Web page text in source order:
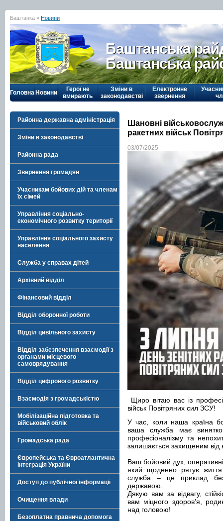
Баштанка » Новини
Баштанська
Баштанська
Головна Новини
Герої не
вмирають
Зміни в
законодавстві
Електронне
звернення
Районна державна адміністрація
Зміни в законодавстві
Районна рада
Звернення громадян
Учасникам бойових дій та членам
їх сімей
Управління соціально-
економічного розвитку території
Управління соціального захисту
населення
Служба у справах дітей
Архівний відділ
Фінансовий відділ
Відділ оборонної роботи
Відділ цивільного захисту
Відділ забезпечення взаємодії з
органами місцевого
самоврядування
Відділ цифрового розвитку
Взаємодія з громадськістю
Мобілізаційна підготовка та
військовий облік
Громадська рада
Європейська та Євроатлантична
інтеграція України
Доступ до публічної інформації
Очищення влади
Безоплатна правнича допомога
Шановні
ракетних військ
03/07/2025
Щиро вітаю вас із
військ Повітряних сил ЗСУ!
У час, коли наша країна
ваша служба має
професіоналізму та
залишається захищеним від
Ваш бойовий дух,
який щоденно рятує
служба – це приклад
державою.
Дякую вам за відвагу,
вам міцного здоров’я,
над головою!